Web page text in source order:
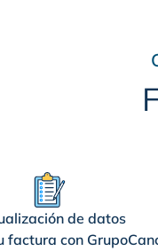
de datos
factura con Grupo